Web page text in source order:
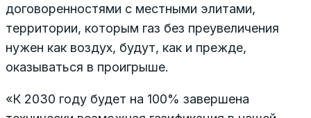
договоренностями с местными элитами,
территории, которым газ без преувеличения
нужен как воздух, будут, как и прежде,
оказываться в проигрыше.
«К 2030 году будет на 100% завершена